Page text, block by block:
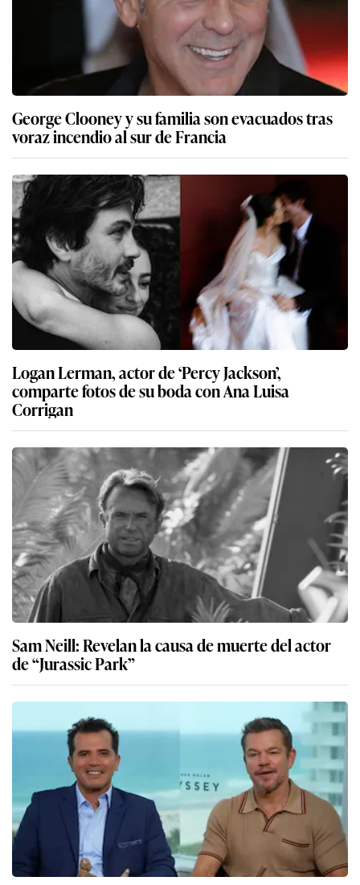
George Clooney y su familia son evacuados tras
voraz incendio al sur de Francia
Logan Lerman, actor de ‘Percy Jackson’,
comparte fotos de su boda con Ana Luisa
Corrigan
Sam Neill: Revelan la causa de muerte del actor
de “Jurassic Park”